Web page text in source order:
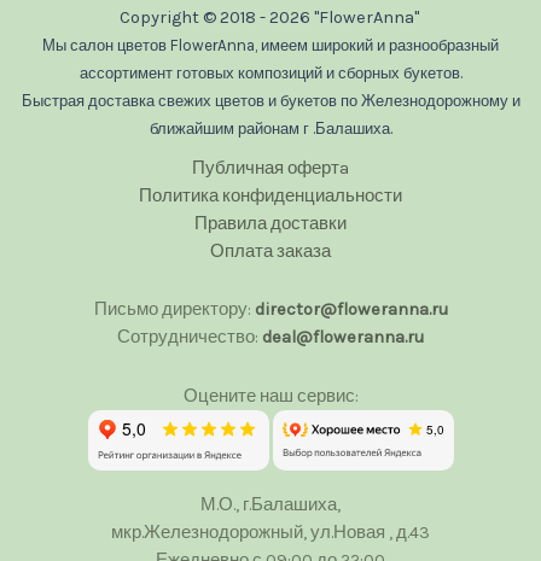
Copyright © 2018 - 2026 "FlowerAnna"
Мы салон цветов FlowerAnna, имеем широкий и разнообразный
ассортимент готовых композиций и сборных букетов.
Быстрая доставка свежих цветов и букетов по Железнодорожному и
ближайшим районам г .Балашиха.
Публичная офертa
Политика конфиденциальности
Правила доставки
Оплата заказа
Письмо директору: director@floweranna.ru
Сотрудничество: deal@floweranna.ru
Оцените наш сервис:
М.О., г.Балашиха,
мкр.Железнодорожный, ул.Новая , д.43